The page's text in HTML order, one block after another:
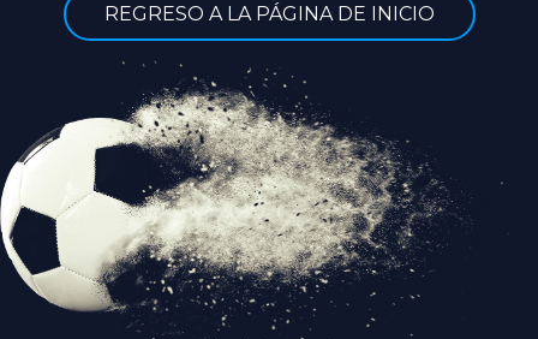
REGRESO A LA PÁGINA DE INICIO